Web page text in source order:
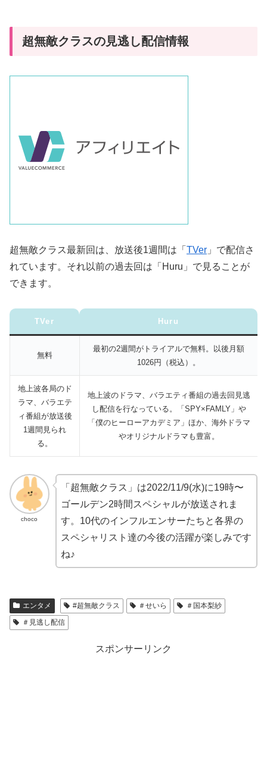
超無敵クラスの見逃し配信情報
超無敵クラス最新回は、放送後1週間は「 TVer 」で配信さ
れています。それ以前の過去回は「Huru」で見ることが
できます。
TVer Huru
無料
最初の2週間がトライアルで無料。以後月額
1026円（税込）。
地上波各局のド
ラマ、バラエテ
ィ番組が放送後
1週間見られ
る。
地上波のドラマ、バラエティ番組の過去回見逃
し配信を行なっている。「SPY×FAMLY」や
「僕のヒーローアカデミア」ほか、海外ドラマ
やオリジナルドラマも豊富。
choco
「超無敵クラス」は2022/11/9(水)に19時〜
ゴールデン2時間スペシャルが放送されま
す。10代のインフルエンサーたちと各界の
スペシャリスト達の今後の活躍が楽しみです
ね♪
エンタメ #超無敵クラス ＃せいら
＃国本梨紗
＃見逃し配信
スポンサーリンク